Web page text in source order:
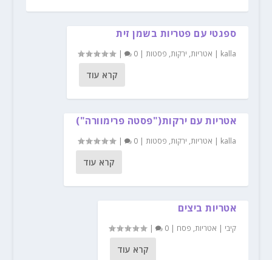
ספגטי עם פטריות בשמן זית
kalla
| אטריות, ירקות, פסטות|
0
|
קרא עוד
אטריות עם ירקות("פסטה פרימוורה")
kalla
| אטריות, ירקות, פסטות|
0
|
קרא עוד
אטריות ביצים
קיבי | אטריות, פסח |
0
|
קרא עוד